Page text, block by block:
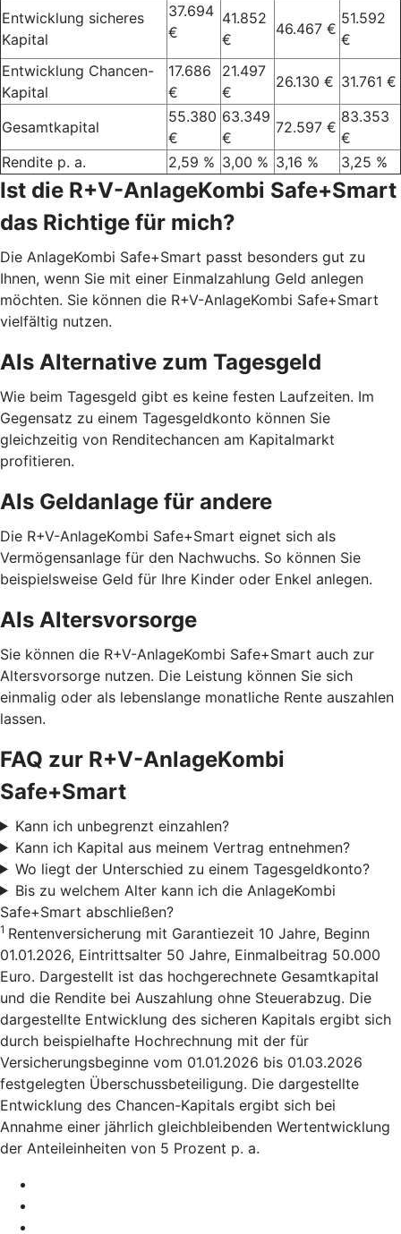
Entwicklung sicheres
Kapital
37.694
€
41.852
€
46.467 €
51.592
€
Entwicklung Chancen-
Kapital
17.686
€
21.497
€
26.130 € 31.761 €
Gesamtkapital
55.380
€
63.349
€
72.597 €
83.353
€
Rendite p. a.
2,59 % 3,00 % 3,16 % 3,25 %
Ist die R+V-AnlageKombi Safe+Smart
das Richtige für mich?
Die AnlageKombi Safe+Smart passt besonders gut zu
Ihnen, wenn Sie mit einer Einmalzahlung Geld anlegen
möchten. Sie können die R+V-AnlageKombi Safe+Smart
vielfältig nutzen.
Als Alternative zum Tagesgeld
Wie beim Tagesgeld gibt es keine festen Laufzeiten. Im
Gegensatz zu einem Tagesgeldkonto können Sie
gleichzeitig von Renditechancen am Kapitalmarkt
profitieren.
Als Geldanlage für andere
Die R+V-AnlageKombi Safe+Smart eignet sich als
Vermögensanlage für den Nachwuchs. So können Sie
beispielsweise Geld für Ihre Kinder oder Enkel anlegen.
Als Altersvorsorge
Sie können die R+V-AnlageKombi Safe+Smart auch zur
Altersvorsorge nutzen. Die Leistung können Sie sich
einmalig oder als lebenslange monatliche Rente auszahlen
lassen.
FAQ zur R+V-AnlageKombi
Safe+Smart
Kann ich unbegrenzt einzahlen?
Kann ich Kapital aus meinem Vertrag entnehmen?
Wo liegt der Unterschied zu einem Tagesgeldkonto?
Bis zu welchem Alter kann ich die AnlageKombi
Safe+Smart abschließen?
1 Rentenversicherung mit Garantiezeit 10 Jahre, Beginn
01.01.2026, Eintrittsalter 50 Jahre, Einmalbeitrag 50.000
Euro. Dargestellt ist das hochgerechnete Gesamtkapital
und die Rendite bei Auszahlung ohne Steuerabzug. Die
dargestellte Entwicklung des sicheren Kapitals ergibt sich
durch beispielhafte Hochrechnung mit der für
Versicherungsbeginne vom 01.01.2026 bis 01.03.2026
festgelegten Überschussbeteiligung. Die dargestellte
Entwicklung des Chancen-Kapitals ergibt sich bei
Annahme einer jährlich gleichbleibenden Wertentwicklung
der Anteileinheiten von 5 Prozent p. a.